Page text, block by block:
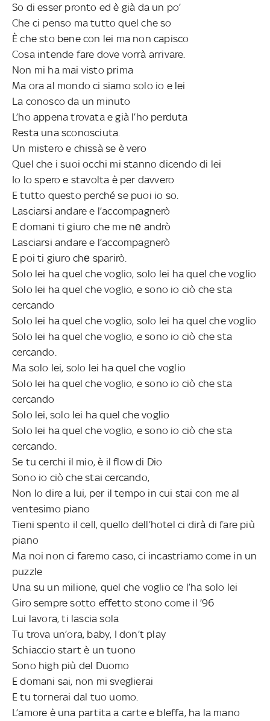
So di esser pronto ed è già da un po’
Che ci penso ma tutto quel che so
È che sto bene con lei ma non capisco
Cosa intende fare dove vorrà arrivare.
Non mi ha mai visto prima
Ma ora al mondo ci siamo solo io e lei
La conosco da un minuto
L’ho appena trovata e già l’ho perduta
Resta una sconosciuta.
Un mistero e chissà se è vero
Quel che i suoi occhi mi stanno dicendo di lei
Io lo spero e stavolta è per davvero
E tutto questo perché se puoi io so.
Lasciarsi andare e l’accompagnerò
E domani ti giuro che me nе andrò
Lasciarsi andare e l’accompagnerò
E poi ti giuro chе sparirò.
Solo lei ha quel che voglio, solo lei ha quel che voglio
Solo lei ha quel che voglio, e sono io ciò che sta
cercando
Solo lei ha quel che voglio, solo lei ha quel che voglio
Solo lei ha quel che voglio, e sono io ciò che sta
cercando.
Ma solo lei, solo lei ha quel che voglio
Solo lei ha quel che voglio, e sono io ciò che sta
cercando
Solo lei, solo lei ha quel che voglio
Solo lei ha quel che voglio, e sono io ciò che sta
cercando.
Se tu cerchi il mio, è il flow di Dio
Sono io ciò che stai cercando,
Non lo dire a lui, per il tempo in cui stai con me al
ventesimo piano
Tieni spento il cell, quello dell’hotel ci dirà di fare più
piano
Ma noi non ci faremo caso, ci incastriamo come in un
puzzle
Una su un milione, quel che voglio ce l’ha solo lei
Giro sempre sotto effetto stono come il ’96
Lui lavora, ti lascia sola
Tu trova un’ora, baby, I don’t play
Schiaccio start è un tuono
Sono high più del Duomo
E domani sai, non mi sveglierai
E tu tornerai dal tuo uomo.
L’amore è una partita a carte e bleffa, ha la mano